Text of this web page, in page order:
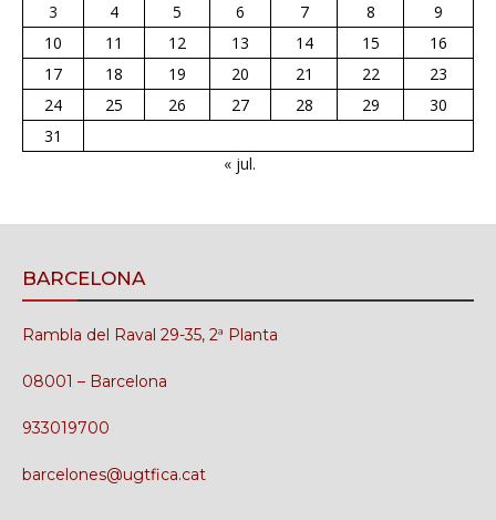
3
4 5 6 7 8
9
10
11 12 13 14 15
16
17
18 19 20 21 22
23
24
25 26 27 28 29
30
31
« jul.
BARCELONA
Rambla del Raval 29-35, 2ª Planta
08001 – Barcelona
933019700
barcelones@ugtfica.cat